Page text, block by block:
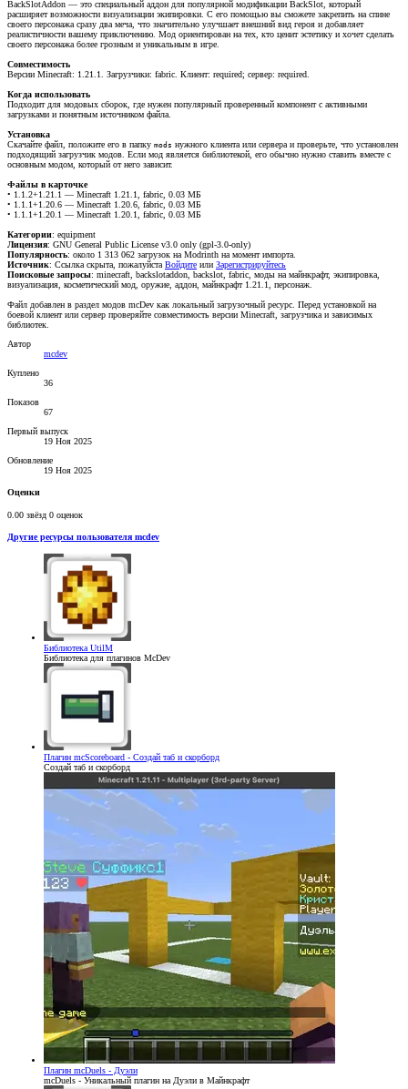
BackSlotAddon — это специальный аддон для популярной модификации BackSlot, который
расширяет возможности визуализации экипировки. С его помощью вы сможете закрепить на спине
своего персонажа сразу два меча, что значительно улучшает внешний вид героя и добавляет
реалистичности вашему приключению. Мод ориентирован на тех, кто ценит эстетику и хочет сделать
своего персонажа более грозным и уникальным в игре.
Совместимость
Версии Minecraft: 1.21.1. Загрузчики: fabric. Клиент: required; сервер: required.
Когда использовать
Подходит для модовых сборок, где нужен популярный проверенный компонент с активными
загрузками и понятным источником файла.
Установка
Скачайте файл, положите его в папку mods нужного клиента или сервера и проверьте, что установлен
подходящий загрузчик модов. Если мод является библиотекой, его обычно нужно ставить вместе с
основным модом, который от него зависит.
Файлы в карточке
• 1.1.2+1.21.1 — Minecraft 1.21.1, fabric, 0.03 МБ
• 1.1.1+1.20.6 — Minecraft 1.20.6, fabric, 0.03 МБ
• 1.1.1+1.20.1 — Minecraft 1.20.1, fabric, 0.03 МБ
Категории: equipment
Лицензия: GNU General Public License v3.0 only (gpl-3.0-only)
Популярность: около 1 313 062 загрузок на Modrinth на момент импорта.
Источник: Ссылка скрыта, пожалуйста Войдите или Зарегистрируйтесь
Поисковые запросы: minecraft, backslotaddon, backslot, fabric, моды на майнкрафт, экипировка,
визуализация, косметический мод, оружие, аддон, майнкрафт 1.21.1, персонаж.
Файл добавлен в раздел модов mcDev как локальный загрузочный ресурс. Перед установкой на
боевой клиент или сервер проверяйте совместимость версии Minecraft, загрузчика и зависимых
библиотек.
Автор
mcdev
Куплено
36
Показов
67
Первый выпуск
19 Ноя 2025
Обновление
19 Ноя 2025
Оценки
0.00 звёзд 0 оценок
Другие ресурсы пользователя mcdev
Библиотека UtilM
Библиотека для плагинов McDev
Плагин mcScoreboard - Создай таб и скорборд
Создай таб и скорборд
Плагин mcDuels - Дуэли
mcDuels - Уникальный плагин на Дуэли в Майнкрафт